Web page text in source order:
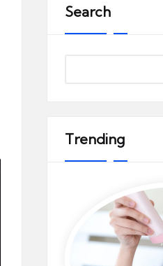
Search
Trending